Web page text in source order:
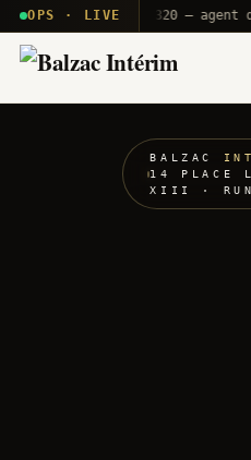
OPS · LIVE
T2E · B71 Push A320 — agent
BALZAC
14 PLACE
XIII ·